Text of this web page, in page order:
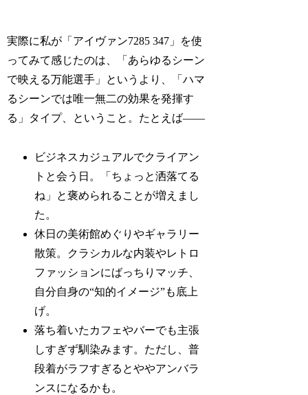
実際に私が「アイヴァン7285 347」を使
ってみて感じたのは、「あらゆるシーン
で映える万能選手」というより、「ハマ
るシーンでは唯一無二の効果を発揮す
る」タイプ、ということ。たとえば——
ビジネスカジュアルでクライアン
トと会う日。「ちょっと洒落てる
ね」と褒められることが増えまし
た。
休日の美術館めぐりやギャラリー
散策。クラシカルな内装やレトロ
ファッションにばっちりマッチ、
自分自身の“知的イメージ”も底上
げ。
落ち着いたカフェやバーでも主張
しすぎず馴染みます。ただし、普
段着がラフすぎるとややアンバラ
ンスになるかも。